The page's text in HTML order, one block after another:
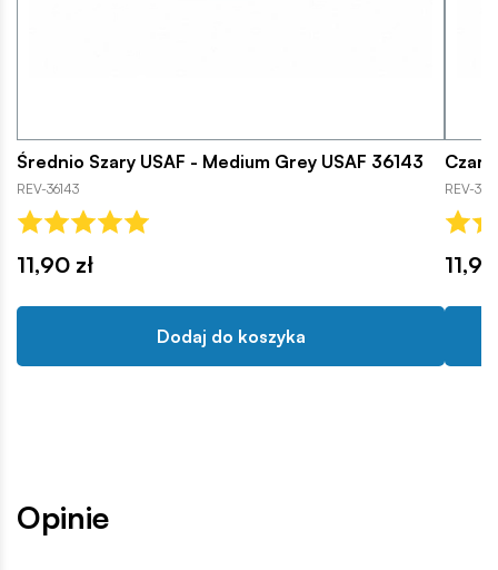
Średnio Szary USAF - Medium Grey USAF 36143
REV-36143
11,90 zł
Dodaj do koszyka
REV-
Opinie